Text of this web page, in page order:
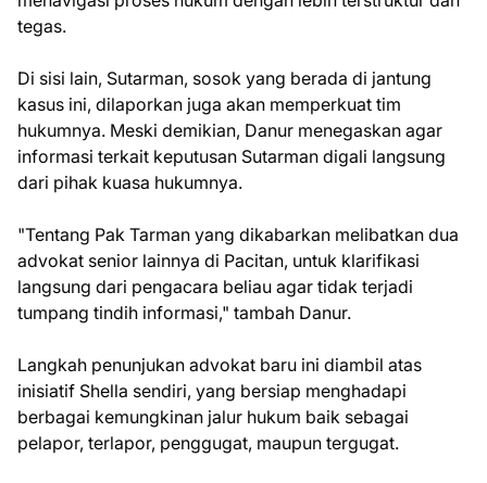
tegas.
Di sisi lain, Sutarman, sosok yang berada di jantung
kasus ini, dilaporkan juga akan memperkuat tim
hukumnya. Meski demikian, Danur menegaskan agar
informasi terkait keputusan Sutarman digali langsung
dari pihak kuasa hukumnya.
"Tentang Pak Tarman yang dikabarkan melibatkan dua
advokat senior lainnya di Pacitan, untuk klarifikasi
langsung dari pengacara beliau agar tidak terjadi
tumpang tindih informasi," tambah Danur.
Langkah penunjukan advokat baru ini diambil atas
inisiatif Shella sendiri, yang bersiap menghadapi
berbagai kemungkinan jalur hukum baik sebagai
pelapor, terlapor, penggugat, maupun tergugat.